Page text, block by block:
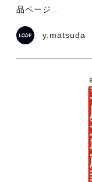
品ページ…
y.matsuda